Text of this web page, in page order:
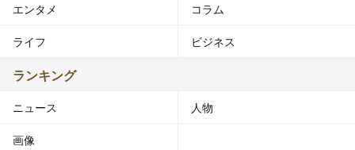
エンタメ コラム
ライフ ビジネス
ランキング
ニュース 人物
画像